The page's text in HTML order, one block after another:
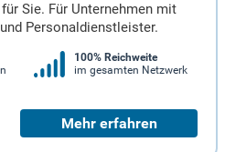
Sie. Für Unternehmen mit
Personaldienstleister.
100% Reichweite
im gesamten Netzwerk
Mehr erfahren